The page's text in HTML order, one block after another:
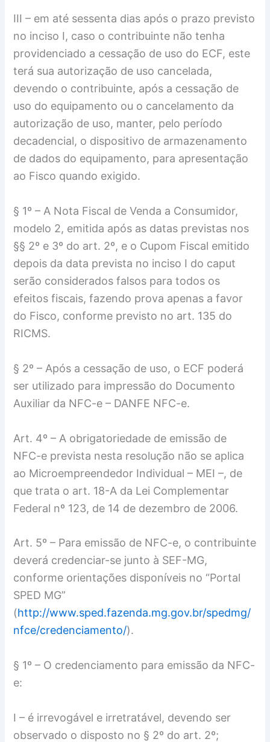
III – em até sessenta dias após o prazo previsto
no inciso I, caso o contribuinte não tenha
providenciado a cessação de uso do ECF, este
terá sua autorização de uso cancelada,
devendo o contribuinte, após a cessação de
uso do equipamento ou o cancelamento da
autorização de uso, manter, pelo período
decadencial, o dispositivo de armazenamento
de dados do equipamento, para apresentação
ao Fisco quando exigido.
§ 1º – A Nota Fiscal de Venda a Consumidor,
modelo 2, emitida após as datas previstas nos
§§ 2º e 3º do art. 2º, e o Cupom Fiscal emitido
depois da data prevista no inciso I do caput
serão considerados falsos para todos os
efeitos fiscais, fazendo prova apenas a favor
do Fisco, conforme previsto no art. 135 do
RICMS.
§ 2º – Após a cessação de uso, o ECF poderá
ser utilizado para impressão do Documento
Auxiliar da NFC-e – DANFE NFC-e.
Art. 4º – A obrigatoriedade de emissão de
NFC-e prevista nesta resolução não se aplica
ao Microempreendedor Individual – MEI –, de
que trata o art. 18-A da Lei Complementar
Federal nº 123, de 14 de dezembro de 2006.
Art. 5º – Para emissão de NFC-e, o contribuinte
deverá credenciar-se junto à SEF-MG,
conforme orientações disponíveis no “Portal
SPED MG”
(http://www.sped.fazenda.mg.gov.br/spedmg/
nfce/credenciamento/).
§ 1º – O credenciamento para emissão da NFC-
e:
I – é irrevogável e irretratável, devendo ser
observado o disposto no § 2º do art. 2º;